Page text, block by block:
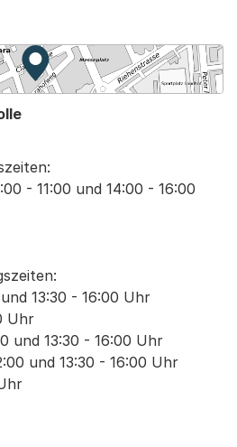
Zur Karte von MapBS.
Externer Link, wird in einem
- 11:00 und 14:00 - 16:00
13:30 - 16:00 Uhr
Uhr
und 13:30 - 16:00 Uhr
und 13:30 - 16:00 Uhr